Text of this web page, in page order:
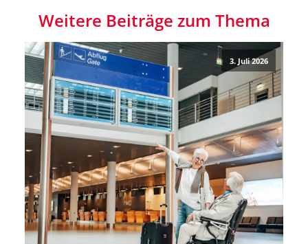
Weitere Beiträge zum Thema
3. Juli 2026